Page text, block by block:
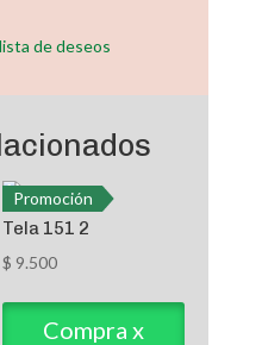
de deseos
Promoción
Tela 151 2
$ 9.500
Compra x